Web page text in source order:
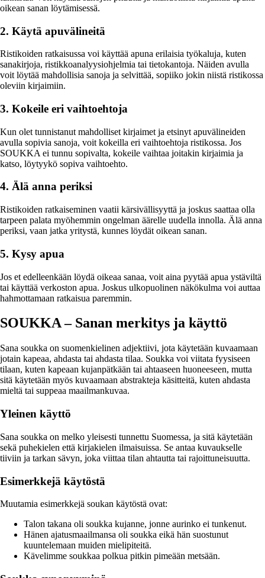
oikean sanan löytämisessä.
2. Käytä apuvälineitä
Ristikoiden ratkaisussa voi käyttää apuna erilaisia työkaluja, kuten
sanakirjoja, ristikkoanalyysiohjelmia tai tietokantoja. Näiden avulla
voit löytää mahdollisia sanoja ja selvittää, sopiiko jokin niistä ristikossa
oleviin kirjaimiin.
3. Kokeile eri vaihtoehtoja
Kun olet tunnistanut mahdolliset kirjaimet ja etsinyt apuvälineiden
avulla sopivia sanoja, voit kokeilla eri vaihtoehtoja ristikossa. Jos
SOUKKA ei tunnu sopivalta, kokeile vaihtaa joitakin kirjaimia ja
katso, löytyykö sopiva vaihtoehto.
4. Älä anna periksi
Ristikoiden ratkaiseminen vaatii kärsivällisyyttä ja joskus saattaa olla
tarpeen palata myöhemmin ongelman äärelle uudella innolla. Älä anna
periksi, vaan jatka yritystä, kunnes löydät oikean sanan.
5. Kysy apua
Jos et edelleenkään löydä oikeaa sanaa, voit aina pyytää apua ystäviltä
tai käyttää verkoston apua. Joskus ulkopuolinen näkökulma voi auttaa
hahmottamaan ratkaisua paremmin.
SOUKKA – Sanan merkitys ja käyttö
Sana soukka on suomenkielinen adjektiivi, jota käytetään kuvaamaan
jotain kapeaa, ahdasta tai ahdasta tilaa. Soukka voi viitata fyysiseen
tilaan, kuten kapeaan kujanpätkään tai ahtaaseen huoneeseen, mutta
sitä käytetään myös kuvaamaan abstrakteja käsitteitä, kuten ahdasta
mieltä tai suppeaa maailmankuvaa.
Yleinen käyttö
Sana soukka on melko yleisesti tunnettu Suomessa, ja sitä käytetään
sekä puhekielen että kirjakielen ilmaisuissa. Se antaa kuvaukselle
tiiviin ja tarkan sävyn, joka viittaa tilan ahtautta tai rajoittuneisuutta.
Esimerkkejä käytöstä
Muutamia esimerkkejä soukan käytöstä ovat:
Talon takana oli soukka kujanne, jonne aurinko ei tunkenut.
Hänen ajatusmaailmansa oli soukka eikä hän suostunut
kuuntelemaan muiden mielipiteitä.
Kävelimme soukkaa polkua pitkin pimeään metsään.